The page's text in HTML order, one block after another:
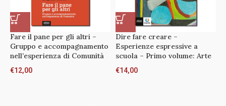
Fare il pane per gli altri –
Gruppo e accompagnamento
nell’esperienza di Comunità
€12,00
Dire fare creare –
Esperienze espressive a
scuola – Primo volume: Arte
€14,00